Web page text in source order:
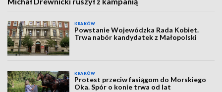
KRAKÓW
Powstanie Wojewódzka Rada Kobiet.
Trwa nabór kandydatek z Małopolski
KRAKÓW
Protest przeciw fasiągom do Morskiego
Oka. Spór o konie trwa od lat